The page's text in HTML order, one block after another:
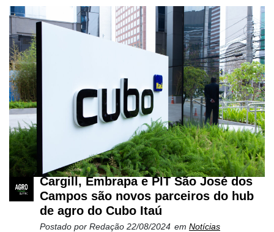
Cargill, Embrapa e PIT São José dos
Campos são novos parceiros do hub
de agro do Cubo Itaú
Postado por Redação 22/08/2024 em Notícias